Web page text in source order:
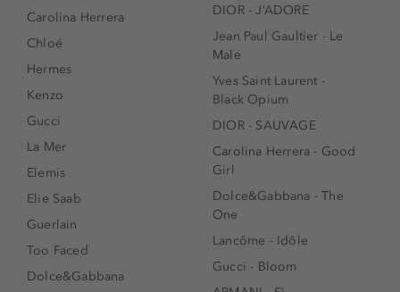
Carolina Herrera
Chloé
Hermes
Kenzo
Gucci
La Mer
Elemis
Elie Saab
Guerlain
Too Faced
Dolce&Gabbana
DIOR - J’ADORE
Jean Paul Gaultier - Le
Male
Yves Saint Laurent -
Black Opium
DIOR - SAUVAGE
Carolina Herrera - Good
Girl
Dolce&Gabbana - The
One
Lancôme - Idôle
Gucci - Bloom